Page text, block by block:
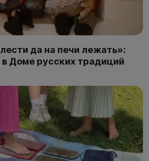
да на печи лежать»:
Доме русских традиций